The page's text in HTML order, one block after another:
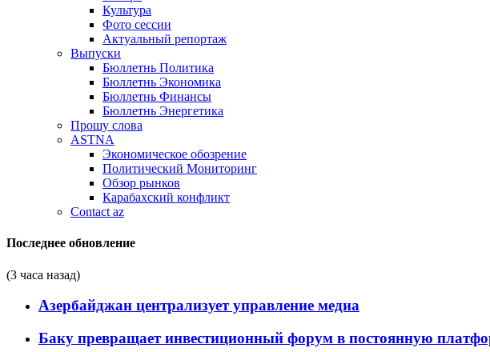
Культура
Фото сессии
Актуальный репортаж
Выпуски
Бюллетнь Политика
Бюллетнь Экономика
Бюллетнь Финансы
Бюллетнь Энергетика
Прошу слова
ASTNA
Экономическое обозрение
Политический Мониторинг
Обзор рынков
Карабахский конфликт
Contact az
Последнее обновление
(3 часа назад)
Азербайджан централизует управление медиа
Баку превращает инвестиционный форум в постоянную